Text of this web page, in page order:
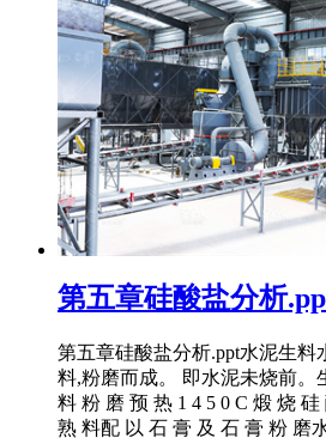
第五章硅酸盐分析
第五章硅酸盐分析.ppt水泥生料
料,粉磨而成。 即水泥未烧前。
料 粉 磨 预 热 1 4 5 0 C 煅 烧
熟 料配 以 石 膏 及 石 膏 粉 磨